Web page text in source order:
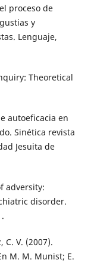
proceso de
y
Lenguaje,
Theoretical
autoeficacia en
Sinética revista
Jesuita de
adversity:
disorder.
C. V. (2007).
M. M. Munist; E.